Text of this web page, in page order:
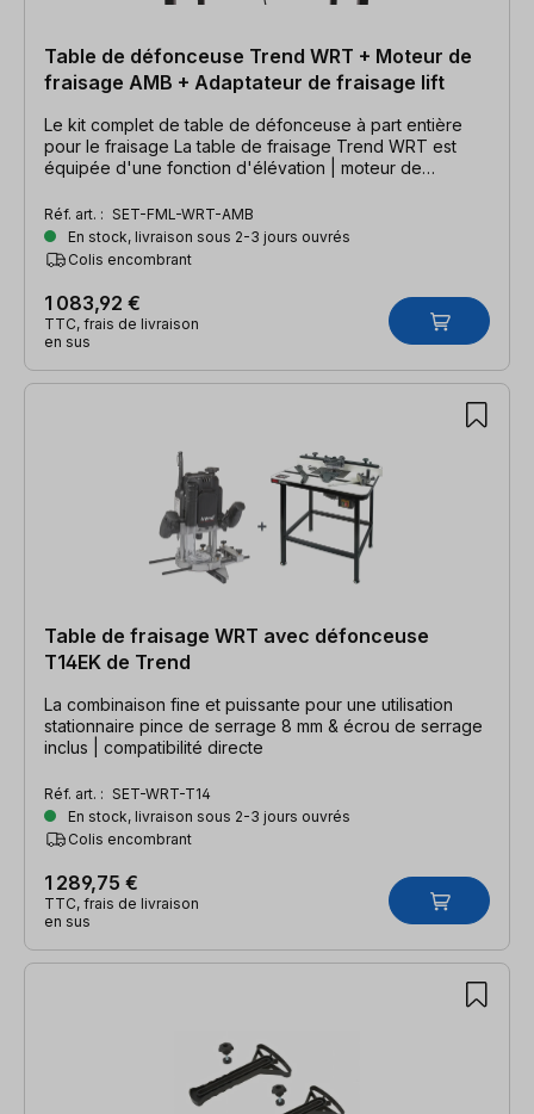
Table de défonceuse Trend WRT + Moteur de
fraisage AMB + Adaptateur de fraisage lift
Le kit complet de table de défonceuse à part entière
pour le fraisage La table de fraisage Trend WRT est
équipée d'une fonction d'élévation | moteur de
Réf. art. : SET-FML-WRT-AMB
En stock, livraison sous 2-3 jours ouvrés
Colis encombrant
1 083,92 €
TTC, frais de livraison
en sus
Table de fraisage WRT avec défonceuse
T14EK de Trend
La combinaison fine et puissante pour une utilisation
stationnaire pince de serrage 8 mm & écrou de serrage
inclus | compatibilité directe
Réf. art. : SET-WRT-T14
En stock, livraison sous 2-3 jours ouvrés
Colis encombrant
1 289,75 €
TTC, frais de livraison
en sus